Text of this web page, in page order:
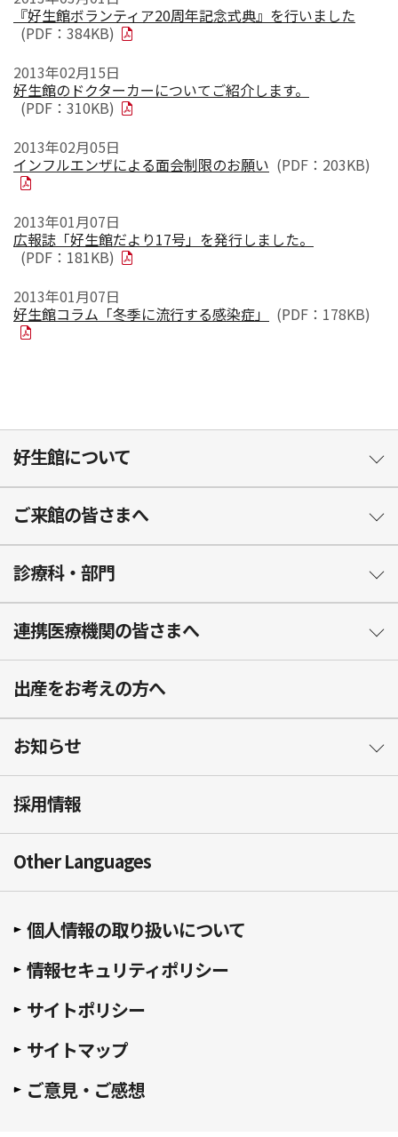
『好生館ボランティア20周年記念式典』を行いました
(PDF：384KB)
2013年02月15日
好生館のドクターカーについてご紹介します。
(PDF：310KB)
2013年02月05日
インフルエンザによる面会制限のお願い (PDF：203KB)
2013年01月07日
広報誌「好生館だより17号」を発行しました。
(PDF：181KB)
2013年01月07日
好生館コラム「冬季に流行する感染症」
(PDF：178KB)
好生館について
ご来館の皆さまへ
診療科・部門
連携医療機関の皆さまへ
出産をお考えの方へ
お知らせ
採用情報
Other Languages
個人情報の取り扱いについて
情報セキュリティポリシー
サイトポリシー
サイトマップ
ご意見・ご感想